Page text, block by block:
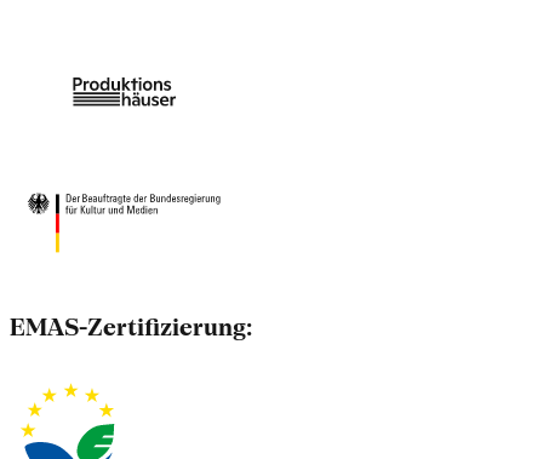
EMAS-Zertifizierung: